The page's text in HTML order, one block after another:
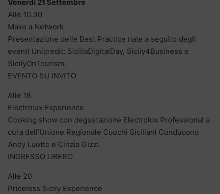
Venerdì 21 Settembre
Alle 10.30
Make a Network
Presentazione delle Best Practice nate a seguito degli
eventi Unicredit: SiciliaDigitalDay, Sicily4Business e
SicilyOnTourism.
EVENTO SU INVITO
Alle 18
Electrolux Experience
Cooking show con degustazione Electrolux Professional a
cura dell’Unione Regionale Cuochi Siciliani Conducono
Andy Luotto e Cinzia Gizzi
INGRESSO LIBERO
Alle 20
Priceless Sicily Experience